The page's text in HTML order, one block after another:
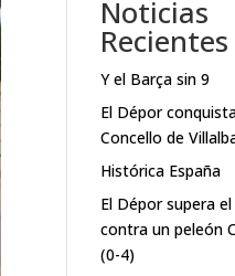
Noticias
Recientes
Y el Barça sin 9
El Dépor
Concello de
Histórica España
El Dépor supera
contra un peleón
(0-4)